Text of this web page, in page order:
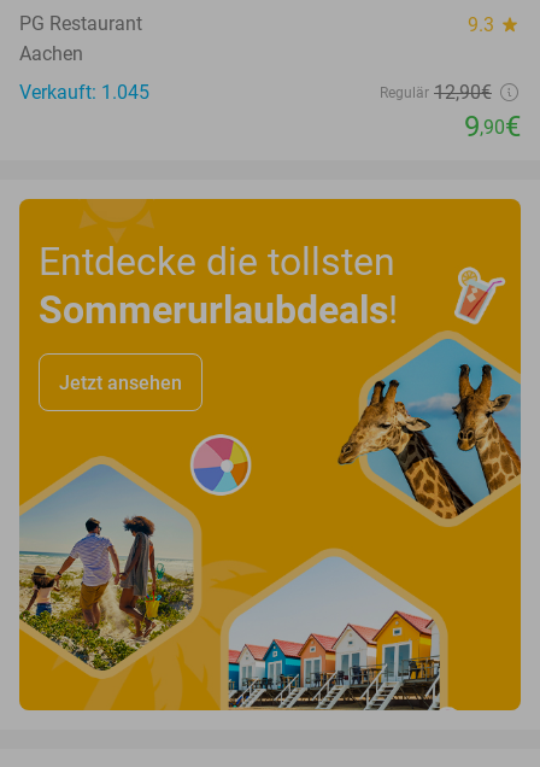
PG Restaurant 9.3 star
Aachen
Verkauft: 1.045
Regulär 12,90€
9,90€
Entdecke die tollsten
Sommerurlaubdeals!
Jetzt ansehen